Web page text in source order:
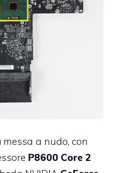
messa a nudo, con
P8600 Core 2